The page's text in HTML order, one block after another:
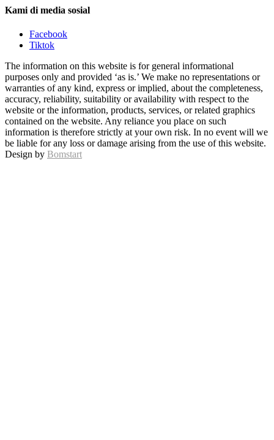
Kami di media sosial
Facebook
Tiktok
The information on this website is for general informational
purposes only and provided ‘as is.’ We make no representations or
warranties of any kind, express or implied, about the completeness,
accuracy, reliability, suitability or availability with respect to the
website or the information, products, services, or related graphics
contained on the website. Any reliance you place on such
information is therefore strictly at your own risk. In no event will we
be liable for any loss or damage arising from the use of this website.
Design by Bomstart